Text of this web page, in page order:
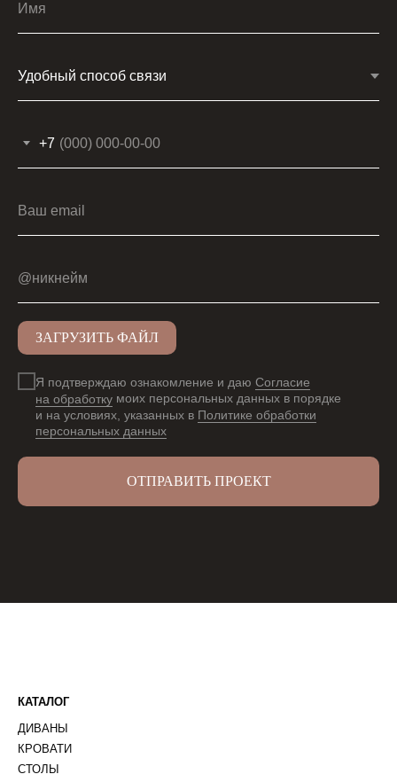
Имя
+7
Ваш email
@никнейм
ЗАГРУЗИТЬ ФАЙЛ
Я подтверждаю ознакомление и даю Согласие
на обработку моих персональных данных в порядке
и на условиях, указанных в Политике обработки
персональных данных
ОТПРАВИТЬ ПРОЕКТ
СТОЛЫ
КРОВАТИ
ДИВАНЫ
КАТАЛОГ